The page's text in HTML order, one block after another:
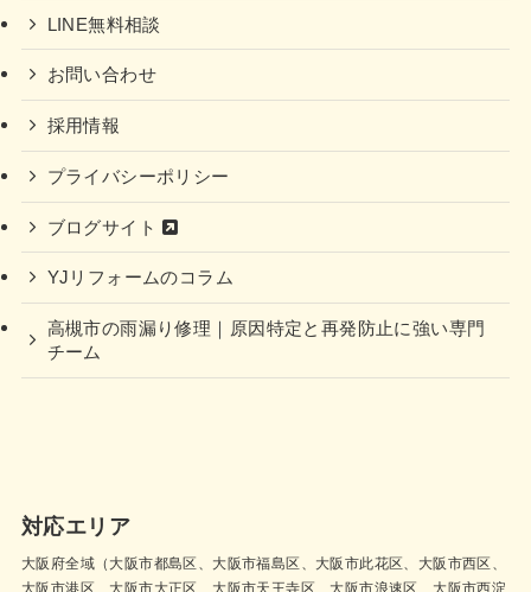
LINE無料相談
お問い合わせ
採用情報
プライバシーポリシー
ブログサイト
YJリフォームのコラム
高槻市の雨漏り修理｜原因特定と再発防止に強い専門
チーム
対応エリア
大阪府全域（大阪市都島区、大阪市福島区、大阪市此花区、大阪市西区、
大阪市港区、大阪市大正区、大阪市天王寺区、大阪市浪速区、大阪市西淀